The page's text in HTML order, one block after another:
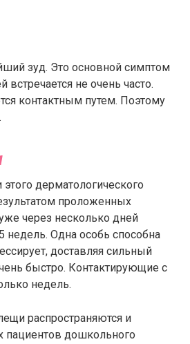
зуд. Это основной симптом
не очень часто.
контактным путем. Поэтому
дерматологического
проложенных
через несколько дней
Одна особь способна
доставляя сильный
быстро. Контактирующие с
недель.
распространяются и
пациентов дошкольного